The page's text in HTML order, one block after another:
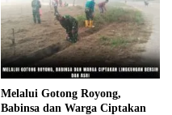
Melalui Gotong Royong,
Babinsa dan Warga Ciptakan